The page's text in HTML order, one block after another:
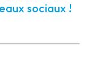
sociaux !